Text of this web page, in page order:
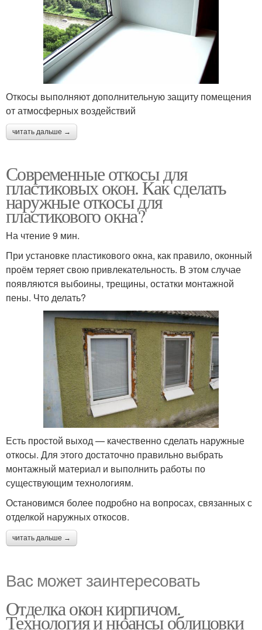
Откосы выполняют дополнительную защиту помещения
от атмосферных воздействий
читать дальше →
Современные откосы для
пластиковых окон. Как сделать
наружные откосы для
пластикового окна?
На чтение 9 мин.
При установке пластикового окна, как правило, оконный
проём теряет свою привлекательность. В этом случае
появляются выбоины, трещины, остатки монтажной
пены. Что делать?
Есть простой выход — качественно сделать наружные
откосы. Для этого достаточно правильно выбрать
монтажный материал и выполнить работы по
существующим технологиям.
Остановимся более подробно на вопросах, связанных с
отделкой наружных откосов.
читать дальше →
Вас может заинтересовать
Отделка окон кирпичом.
Технология и нюансы облицовки